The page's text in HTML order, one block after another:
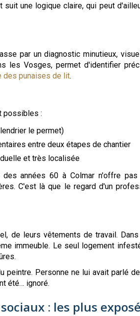
une logique claire, qui peut
par un diagnostic minutieux,
les Vosges, permet d'identifier
des punaises de lit.
possibles :
le permet)
entre deux étapes de chantier
et très localisée
années 60 à Colmar n'offre
C'est là que le regard d'un
de leurs vêtements de travail.
immeuble. Le seul logement
Personne ne lui avait parlé
été… ignoré.
: les plus